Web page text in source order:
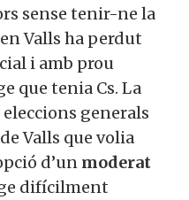
sense tenir-ne la
Valls ha perdut
i amb prou
que tenia Cs. La
generals
Valls que volia
d’un moderat
difícilment